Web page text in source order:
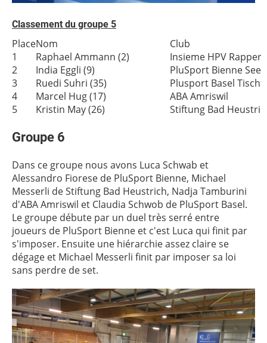
Classement du groupe 5
PlaceNom
Club
1
Raphael Ammann (2)
Insieme HPV
2
India Eggli (9)
PluSport Bienne
3
Ruedi Suhri (35)
Plusport Basel
4
Marcel Hug (17)
ABA Amriswil
5
Kristin May (26) Stiftung Bad
Groupe 6
Dans ce groupe nous avons Luca Schwab et
Alessandro Fiorese de PluSport Bienne, Michael
Messerli de Stiftung Bad Heustrich, Nadja Tamburini
d'ABA Amriswil et Claudia Schwob de PluSport Basel.
Le groupe débute par un duel très serré entre
joueurs de PluSport Bienne et c'est Luca qui finit par
s'imposer. Ensuite une hiérarchie assez claire se
dégage et Michael Messerli finit par imposer sa loi
sans perdre de set.